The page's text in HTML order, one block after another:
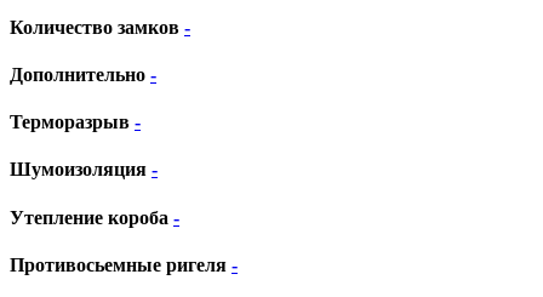
Количество замков -
Дополнительно -
Терморазрыв -
Шумоизоляция -
Утепление короба -
Противосьемные ригеля -